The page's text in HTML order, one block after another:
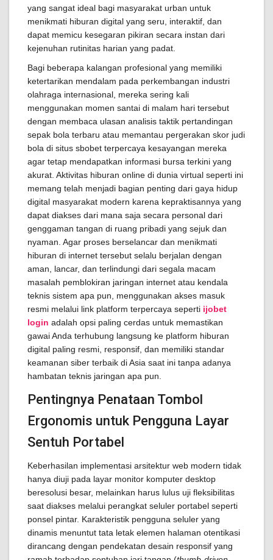
yang sangat ideal bagi masyarakat urban untuk
menikmati hiburan digital yang seru, interaktif, dan
dapat memicu kesegaran pikiran secara instan dari
kejenuhan rutinitas harian yang padat.
Bagi beberapa kalangan profesional yang memiliki
ketertarikan mendalam pada perkembangan industri
olahraga internasional, mereka sering kali
menggunakan momen santai di malam hari tersebut
dengan membaca ulasan analisis taktik pertandingan
sepak bola terbaru atau memantau pergerakan skor judi
bola di situs sbobet terpercaya kesayangan mereka
agar tetap mendapatkan informasi bursa terkini yang
akurat. Aktivitas hiburan online di dunia virtual seperti ini
memang telah menjadi bagian penting dari gaya hidup
digital masyarakat modern karena kepraktisannya yang
dapat diakses dari mana saja secara personal dari
genggaman tangan di ruang pribadi yang sejuk dan
nyaman. Agar proses berselancar dan menikmati
hiburan di internet tersebut selalu berjalan dengan
aman, lancar, dan terlindungi dari segala macam
masalah pemblokiran jaringan internet atau kendala
teknis sistem apa pun, menggunakan akses masuk
resmi melalui link platform terpercaya seperti ijobet
login adalah opsi paling cerdas untuk memastikan
gawai Anda terhubung langsung ke platform hiburan
digital paling resmi, responsif, dan memiliki standar
keamanan siber terbaik di Asia saat ini tanpa adanya
hambatan teknis jaringan apa pun.
Pentingnya Penataan Tombol
Ergonomis untuk Pengguna Layar
Sentuh Portabel
Keberhasilan implementasi arsitektur web modern tidak
hanya diuji pada layar monitor komputer desktop
beresolusi besar, melainkan harus lulus uji fleksibilitas
saat diakses melalui perangkat seluler portabel seperti
ponsel pintar. Karakteristik pengguna seluler yang
dinamis menuntut tata letak elemen halaman otentikasi
dirancang dengan pendekatan desain responsif yang